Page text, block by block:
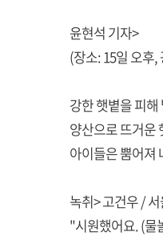
윤현석 기자>
(장소: 15일 오후,
강한 햇볕을 피
양산으로 뜨거운
아이들은 뿜어져
녹취> 고건우 /
"시원했어요. (물